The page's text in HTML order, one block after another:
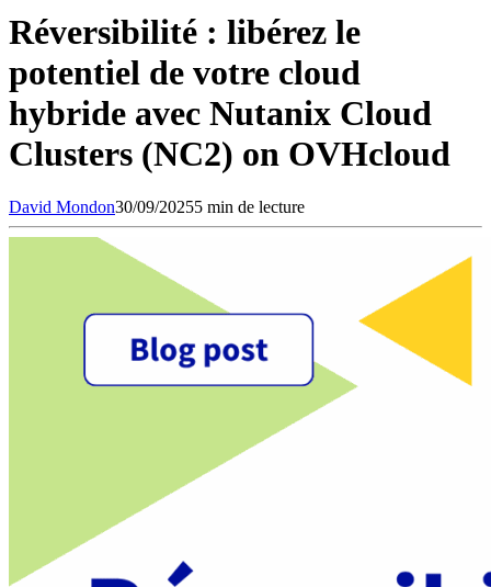
Réversibilité : libérez le
potentiel de votre cloud
hybride avec Nutanix Cloud
Clusters (NC2) on OVHcloud
David Mondon30/09/20255 min de lecture